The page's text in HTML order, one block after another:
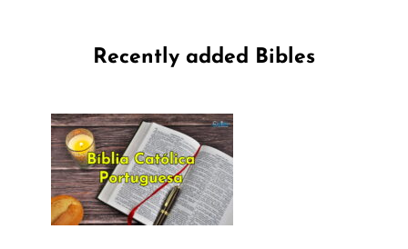
Recently added Bibles